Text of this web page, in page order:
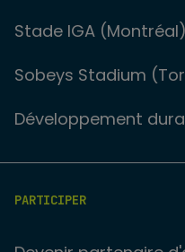
Stade IGA (Montréal)
Sobeys Stadium
Développement
PARTICIPER